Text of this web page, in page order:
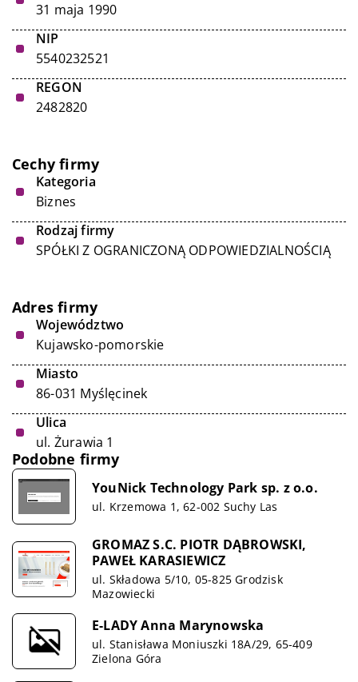
31 maja 1990
NIP
5540232521
REGON
2482820
Cechy firmy
Kategoria
Biznes
Rodzaj firmy
SPÓŁKI Z OGRANICZONĄ ODPOWIEDZIALNOŚCIĄ
Adres firmy
Województwo
Kujawsko-pomorskie
Miasto
86-031 Myślęcinek
Ulica
ul. Żurawia 1
Podobne firmy
YouNick Technology Park sp. z o.o.
ul. Krzemowa 1, 62-002 Suchy Las
GROMAZ S.C. PIOTR DĄBROWSKI,
PAWEŁ KARASIEWICZ
ul. Składowa 5/10, 05-825 Grodzisk
Mazowiecki
E-LADY Anna Marynowska
ul. Stanisława Moniuszki 18A/29, 65-409
Zielona Góra